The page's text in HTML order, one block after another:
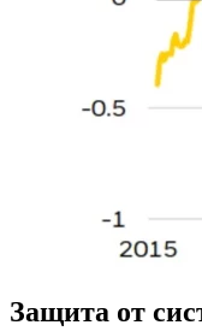
Защита от